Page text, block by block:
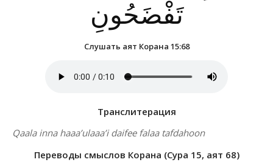
تَفْضَحُونِ
Слушать аят Корана 15:68
Транслитерация
Qaala inna haaa’ulaaa’i daifee falaa tafdahoon
Переводы смыслов Корана (Сура 15, аят 68)